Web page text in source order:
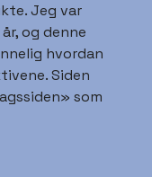
Jeg var
og denne
hvordan
Siden
som